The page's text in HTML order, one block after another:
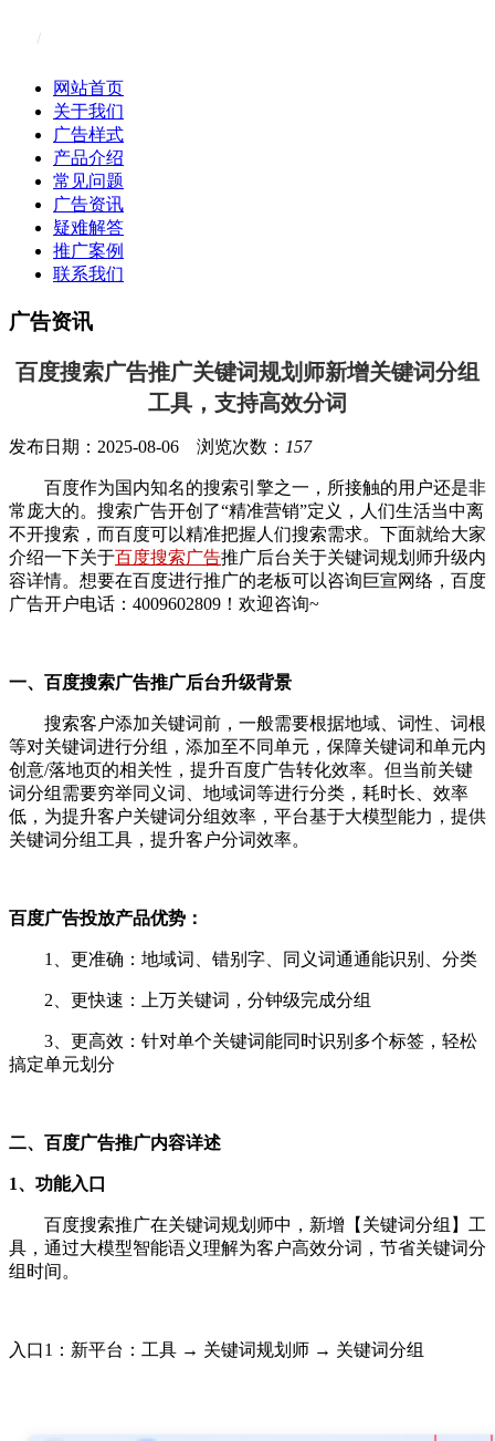
网站首页
关于我们
广告样式
产品介绍
常见问题
广告资讯
疑难解答
推广案例
联系我们
广告资讯
百度搜索广告推广关键词规划师新增关键词分组
工具，支持高效分词
发布日期：2025-08-06 浏览次数： 157
百度作为国内知名的搜索引擎之一，所接触的用户还是非
常庞大的。搜索广告开创了“精准营销”定义，人们生活当中离
不开搜索，而百度可以精准把握人们搜索需求。下面就给大家
介绍一下关于百度搜索广告推广后台关于关键词规划师升级内
容详情。想要在百度进行推广的老板可以咨询巨宣网络，百度
广告开户电话：4009602809！欢迎咨询~
一、百度搜索广告推广后台升级背景
搜索客户添加关键词前，一般需要根据地域、词性、词根
等对关键词进行分组，添加至不同单元，保障关键词和单元内
创意/落地页的相关性，提升百度广告转化效率。但当前关键
词分组需要穷举同义词、地域词等进行分类，耗时长、效率
低，为提升客户关键词分组效率，平台基于大模型能力，提供
关键词分组工具，提升客户分词效率。
百度广告投放产品优势：
1、更准确：地域词、错别字、同义词通通能识别、分类
2、更快速：上万关键词，分钟级完成分组
3、更高效：针对单个关键词能同时识别多个标签，轻松
搞定单元划分
二、百度广告推广内容详述
1、功能入口
百度搜索推广在关键词规划师中，新增【关键词分组】工
具，通过大模型智能语义理解为客户高效分词，节省关键词分
组时间。
入口1：新平台：工具 → 关键词规划师 → 关键词分组